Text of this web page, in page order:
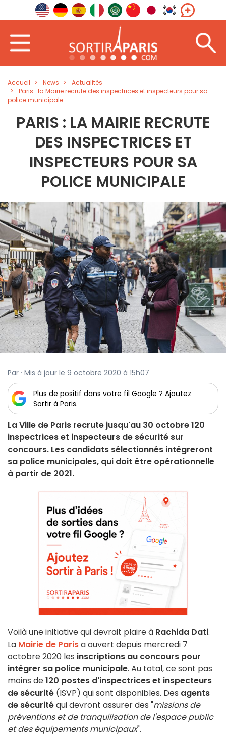
Accueil News
Actualités
Paris : la Mairie recrute des inspectrices et inspecteurs pour sa
police municipale
PARIS : LA MAIRIE RECRUTE
DES INSPECTRICES ET
INSPECTEURS POUR SA
POLICE MUNICIPALE
Par · Mis à jour le 9 octobre 2020 à 15h07
Plus de positif dans votre fil Google ? Ajoutez
Sortir à Paris.
La Ville de Paris recrute jusqu'au 30 octobre 120
inspectrices et inspecteurs de sécurité sur
concours. Les candidats sélectionnés intégreront
sa police municipales, qui doit être opérationnelle
à partir de 2021.
Voilà une initiative qui devrait plaire à Rachida Dati.
La Mairie de Parisa ouvert depuis mercredi 7
octobre 2020 les inscriptions au concours pour
intégrer sa police municipale. Au total, ce sont pas
moins de120 postes d'inspectrices et inspecteurs
de sécurité (ISVP) qui sont disponibles. Des agents
de sécuritéqui devront assurer des "missions de
préventions et de tranquilisation de l'espace public
et des équipements municipaux".